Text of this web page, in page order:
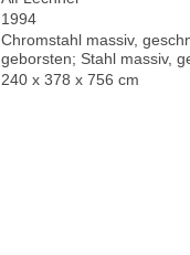
1994
Chromstahl massiv,
geborsten; Stahl massiv,
240 x 378 x 756 cm